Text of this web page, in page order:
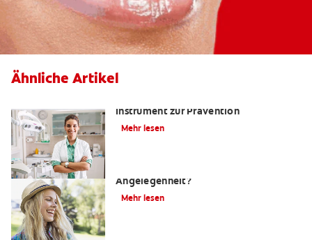
Ähnliche Artikel
Instrument zur Prävention
Mehr lesen
Angelegenheit?
Mehr lesen